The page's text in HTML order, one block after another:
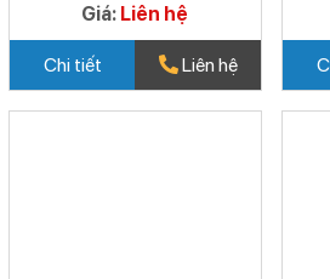
Giá: Liên hệ
Chi tiết Liên hệ